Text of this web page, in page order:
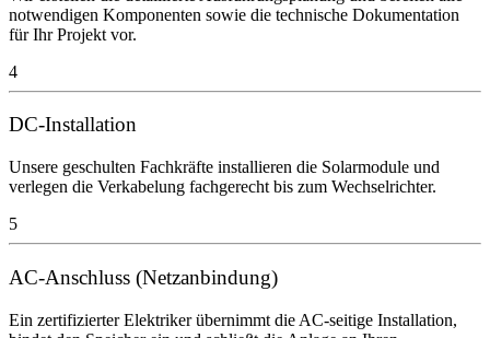
notwendigen Komponenten sowie die technische Dokumentation
für Ihr Projekt vor.
4
DC-Installation
Unsere geschulten Fachkräfte installieren die Solarmodule und
verlegen die Verkabelung fachgerecht bis zum Wechselrichter.
5
AC-Anschluss (Netzanbindung)
Ein zertifizierter Elektriker übernimmt die AC-seitige Installation,